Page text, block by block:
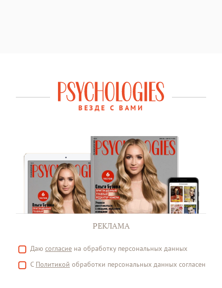
ВЕЗДЕ С ВАМИ
РЕКЛАМА
Даю согласие на обработку персональных данных
С Политикой обработки персональных данных согласен